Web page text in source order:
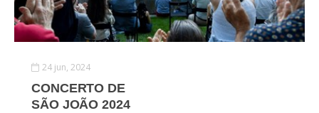
24 jun, 2024
CONCERTO DE
SÃO JOÃO 2024